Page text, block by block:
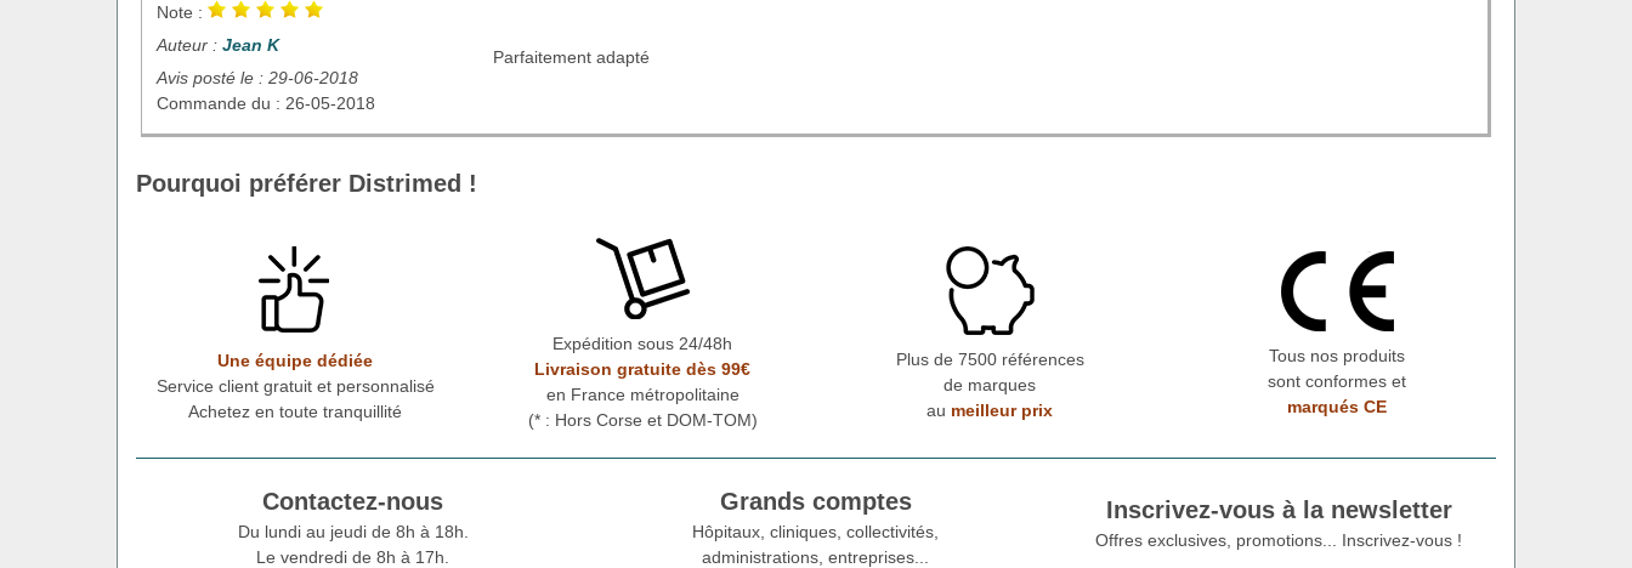
Note :
Auteur : Jean K
Avis posté le : 29-06-2018
Commande du : 26-05-2018
Parfaitement adapté
Pourquoi préférer Distrimed !
Une équipe dédiée
Service client gratuit et personnalisé
Achetez en toute tranquillité
Expédition sous 24/48h
Livraison gratuite dès 99€
en France métropolitaine
(* : Hors Corse et DOM-TOM)
Plus de 7500 références
de marques
au meilleur prix
Tous nos produits
sont conformes et
marqués CE
Contactez-nous
Du lundi au jeudi de 8h à 18h.
Le vendredi de 8h à 17h.
Grands comptes
Hôpitaux, cliniques, collectivités,
administrations, entreprises...
Inscrivez-vous à la newsletter
Offres exclusives, promotions... Inscrivez-vous !